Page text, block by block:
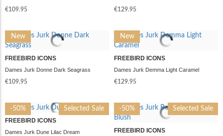
€109.95
€129.95
New
FREEBIRD ICONS
Dames Jurk Donne Dark Seagrass
€109.95
New
FREEBIRD ICONS
Dames Jurk Demma Light Caramel
€129.95
-50%
Selected Sale
FREEBIRD ICONS
Dames Jurk Dune Lilac Dream
-50% Selected Sale
FREEBIRD ICONS